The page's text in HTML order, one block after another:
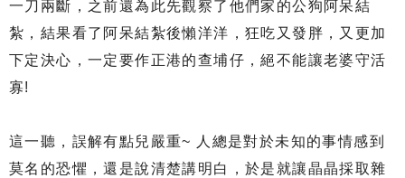
一刀兩斷，之前還為此先觀察了他們家的公狗阿呆結
紮，結果看了阿呆結紮後懶洋洋，狂吃又發胖，又更加
下定決心，一定要作正港的查埔仔，絕不能讓老婆守活
寡!
這一聽，誤解有點兒嚴重~ 人總是對於未知的事情感到
莫名的恐懼，還是說清楚講明白，於是就讓晶晶採取雜